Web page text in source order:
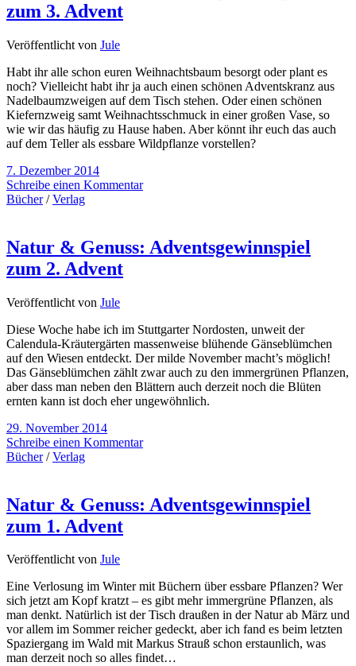
zum 3. Advent
Veröffentlicht von Jule
Habt ihr alle schon euren Weihnachtsbaum besorgt oder plant es
noch? Vielleicht habt ihr ja auch einen schönen Adventskranz aus
Nadelbaumzweigen auf dem Tisch stehen. Oder einen schönen
Kiefernzweig samt Weihnachtsschmuck in einer großen Vase, so
wie wir das häufig zu Hause haben. Aber könnt ihr euch das auch
auf dem Teller als essbare Wildpflanze vorstellen?
7. Dezember 2014
Schreibe einen Kommentar
Bücher/Verlag
Natur & Genuss: Adventsgewinnspiel
zum 2. Advent
Veröffentlicht von Jule
Diese Woche habe ich im Stuttgarter Nordosten, unweit der
Calendula-Kräutergärten massenweise blühende Gänseblümchen
auf den Wiesen entdeckt. Der milde November macht’s möglich!
Das Gänseblümchen zählt zwar auch zu den immergrünen Pflanzen,
aber dass man neben den Blättern auch derzeit noch die Blüten
ernten kann ist doch eher ungewöhnlich.
29. November 2014
Schreibe einen Kommentar
Bücher/Verlag
Natur & Genuss: Adventsgewinnspiel
zum 1. Advent
Veröffentlicht von Jule
Eine Verlosung im Winter mit Büchern über essbare Pflanzen? Wer
sich jetzt am Kopf kratzt – es gibt mehr immergrüne Pflanzen, als
man denkt. Natürlich ist der Tisch draußen in der Natur ab März und
vor allem im Sommer reicher gedeckt, aber ich fand es beim letzten
Spaziergang im Wald mit Markus Strauß schon erstaunlich, was
man derzeit noch so alles findet…